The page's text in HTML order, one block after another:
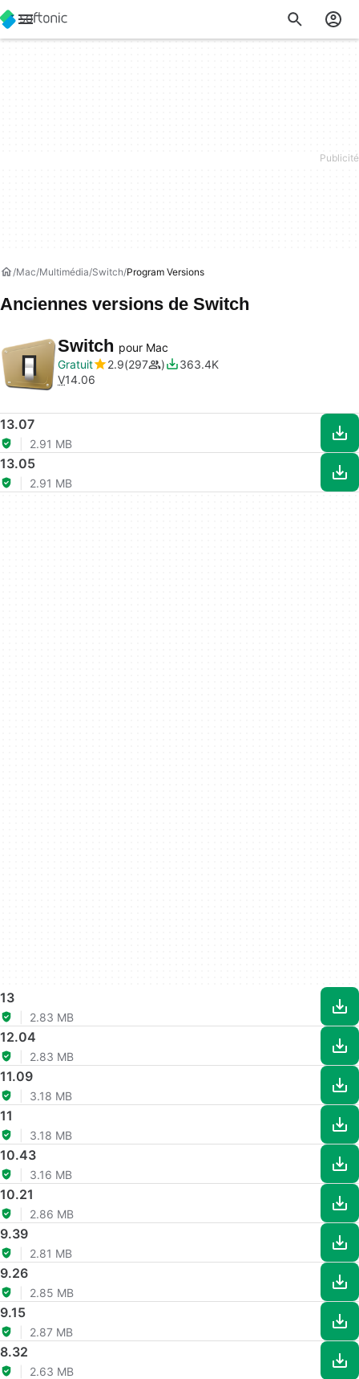
Mac Multimédia Switch Program Versions
Anciennes versions de Switch
Switch pour Mac
Gratuit
2.9 297
363.4K
V14.06
13.07
2.91 MB
13.05
2.91 MB
13
2.83 MB
12.04
2.83 MB
11.09
3.18 MB
11
3.18 MB
10.43
3.16 MB
10.21
2.86 MB
9.39
2.81 MB
9.26
2.85 MB
9.15
2.87 MB
8.32
2.63 MB